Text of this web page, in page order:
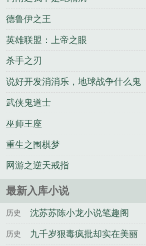
德鲁伊之王
英雄联盟：上帝之眼
杀手之刃
说好开发消消乐，地球战争什么鬼
武侠鬼道士
巫师王座
重生之围棋梦
网游之逆天戒指
最新入库小说
历史 沈苏苏陈小龙小说笔趣阁
历史
九千岁狠毒疯批却实在美丽